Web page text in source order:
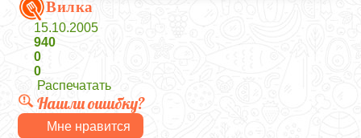
Вилка
15.10.2005
940
0
0
Распечатать
Нашли ошибку?
Мне нравится